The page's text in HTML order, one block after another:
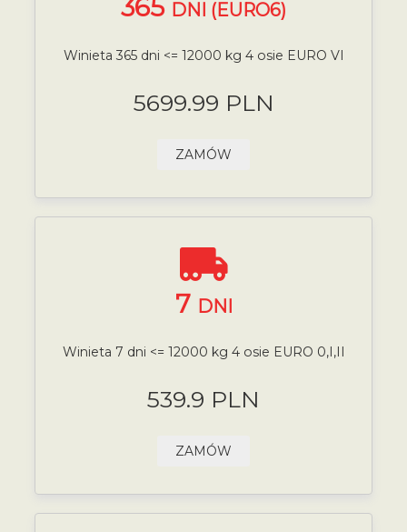
365 DNI (EURO6)
Winieta 365 dni <= 12000 kg 4 osie EURO VI
5699.99 PLN
ZAMÓW
7 DNI
Winieta 7 dni <= 12000 kg 4 osie EURO 0,I,II
539.9 PLN
ZAMÓW